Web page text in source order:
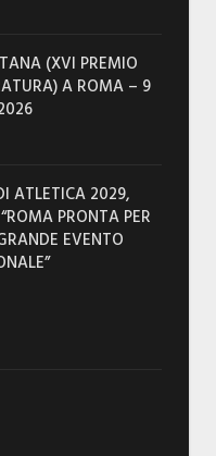
(XVI PREMIO
A ROMA – 9
ATLETICA 2029,
PRONTA PER
EVENTO